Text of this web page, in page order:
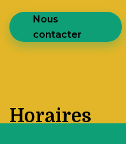
Nous
contacter
Horaires